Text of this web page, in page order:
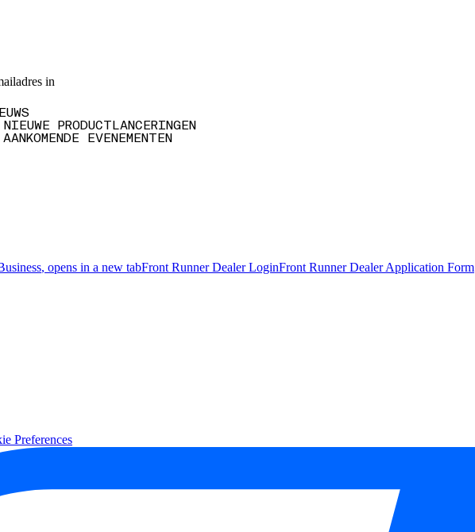
in
PRODUCTLANCERINGEN
EVENEMENTEN
, opens in a new tabFront Runner Dealer LoginFront Runner Dealer Application Form
Preferences